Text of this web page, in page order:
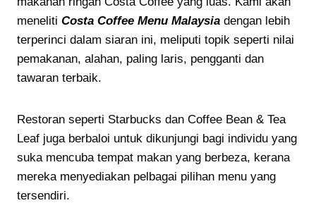
meneliti Costa Coffee Menu Malaysia dengan lebih
terperinci dalam siaran ini, meliputi topik seperti nilai
pemakanan, alahan, paling laris, pengganti dan
tawaran terbaik.
Restoran seperti Starbucks dan Coffee Bean & Tea
Leaf juga berbaloi untuk dikunjungi bagi individu yang
suka mencuba tempat makan yang berbeza, kerana
mereka menyediakan pelbagai pilihan menu yang
tersendiri.